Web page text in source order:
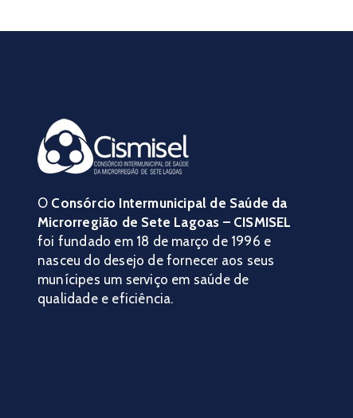
O Consórcio Intermunicipal de Saúde da
Microrregião de Sete Lagoas – CISMISEL
foi fundado em 18 de março de 1996 e
nasceu do desejo de fornecer aos seus
munícipes um serviço em saúde de
qualidade e eficiência.